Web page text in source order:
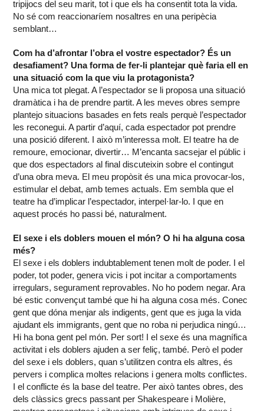
tripijocs del seu marit, tot i que els ha consentit tota la vida.
No sé com reaccionaríem nosaltres en una peripècia
semblant…
Com ha d’afrontar l’obra el vostre espectador? És un
desafiament? Una forma de fer-li plantejar què faria ell en
una situació com la que viu la protagonista?
Una mica tot plegat. A l’espectador se li proposa una situació
dramàtica i ha de prendre partit. A les meves obres sempre
plantejo situacions basades en fets reals perquè l’espectador
les reconegui. A partir d’aquí, cada espectador pot prendre
una posició diferent. I això m’interessa molt. El teatre ha de
remoure, emocionar, divertir… M’encanta sacsejar el públic i
que dos espectadors al final discuteixin sobre el contingut
d’una obra meva. El meu propòsit és una mica provocar-los,
estimular el debat, amb temes actuals. Em sembla que el
teatre ha d’implicar l’espectador, interpel·lar-lo. I que en
aquest procés ho passi bé, naturalment.
El sexe i els doblers mouen el món? O hi ha alguna cosa
més?
El sexe i els doblers indubtablement tenen molt de poder. I el
poder, tot poder, genera vicis i pot incitar a comportaments
irregulars, segurament reprovables. No ho podem negar. Ara
bé estic convençut també que hi ha alguna cosa més. Conec
gent que dóna menjar als indigents, gent que es juga la vida
ajudant els immigrants, gent que no roba ni perjudica ningú…
Hi ha bona gent pel món. Per sort! I el sexe és una magnífica
activitat i els doblers ajuden a ser feliç, també. Però el poder
del sexe i els doblers, quan s’utilitzen contra els altres, és
pervers i complica moltes relacions i genera molts conflictes.
I el conflicte és la base del teatre. Per això tantes obres, des
dels clàssics grecs passant per Shakespeare i Molière,